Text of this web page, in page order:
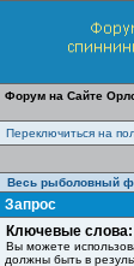
Форум на Сайте
Переключиться на
Весь рыболовный
Запрос
Ключевые слова:
Вы можете
должны быть в